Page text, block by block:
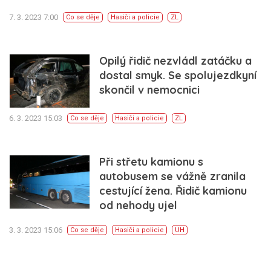
7. 3. 2023 7:00 Co se děje Hasiči a policie ZL
Opilý řidič nezvládl zatáčku a
dostal smyk. Se spolujezdkyní
skončil v nemocnici
6. 3. 2023 15:03 Co se děje Hasiči a policie ZL
Při střetu kamionu s
autobusem se vážně zranila
cestující žena. Řidič kamionu
od nehody ujel
3. 3. 2023 15:06 Co se děje Hasiči a policie UH